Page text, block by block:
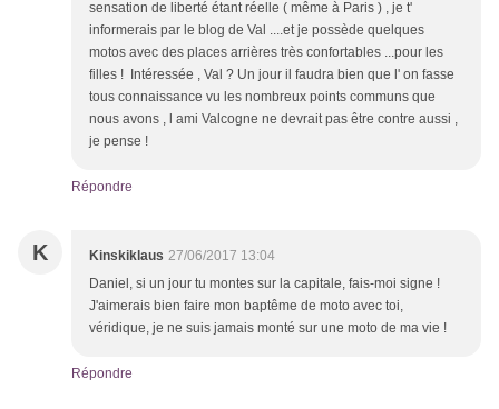
sensation de liberté étant réelle ( même à Paris ) , je t'
informerais par le blog de Val ....et je possède quelques
motos avec des places arrières très confortables ...pour les
filles ! Intéressée , Val ? Un jour il faudra bien que l' on fasse
tous connaissance vu les nombreux points communs que
nous avons , l ami Valcogne ne devrait pas être contre aussi ,
je pense !
Répondre
K Kinskiklaus 27/06/2017 13:04
Daniel, si un jour tu montes sur la capitale, fais-moi signe !
J'aimerais bien faire mon baptême de moto avec toi,
véridique, je ne suis jamais monté sur une moto de ma vie !
Répondre